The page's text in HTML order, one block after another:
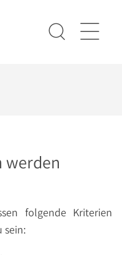
werden
folgende Kriterien
sein: